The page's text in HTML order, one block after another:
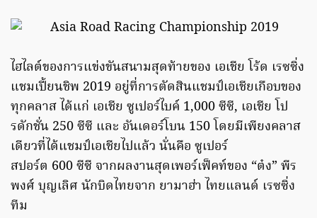
ไฮไลต์ของการแข่งขันสนามสุดท้ายของ เอเชีย โร้ด เรซซิ่ง
แชมเปี้ยนชิพ 2019 อยู่ที่การตัดสินแชมป์เอเชียเกือบของ
ทุกคลาส ได้แก่ เอเชีย ซูเปอร์ไบค์ 1,000 ซีซี, เอเชีย โป
รดักชั่น 250 ซีซี และ อันเดอร์โบน 150 โดยมีเพียงคลาส
เดียวที่ได้แชมป์เอเชียไปแล้ว นั่นคือ ซูเปอร์
สปอร์ต 600 ซีซี จากผลงานสุดเพอร์เฟ็คท์ของ “ต๋ง” พีร
พงศ์ บุญเลิศ นักบิดไทยจาก ยามาฮ่า ไทยแลนด์ เรซซิ่ง
ทีม